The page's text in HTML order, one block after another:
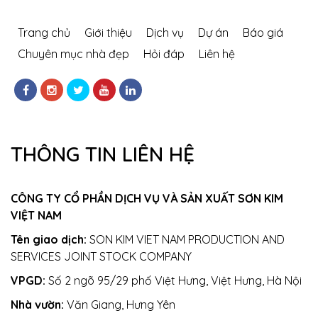
Trang chủ Giới thiệu Dịch vụ Dự án
Báo giá
Chuyên mục nhà đẹp
Hỏi đáp Liên hệ
THÔNG TIN LIÊN HỆ
CÔNG TY CỔ PHẦN DỊCH VỤ VÀ SẢN XUẤT SƠN KIM
VIỆT NAM
Tên giao dịch: SON KIM VIET NAM PRODUCTION AND
SERVICES JOINT STOCK COMPANY
VPGD: Số 2 ngõ 95/29 phố Việt Hưng, Việt Hưng, Hà Nội
Nhà vườn: Văn Giang, Hưng Yên